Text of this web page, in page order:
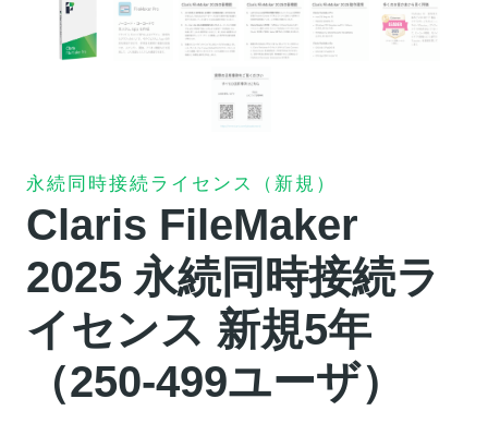
永続同時接続ライセンス（新規）
Claris FileMaker
2025 永続同時接続ラ
イセンス 新規5年
（250-499ユーザ）